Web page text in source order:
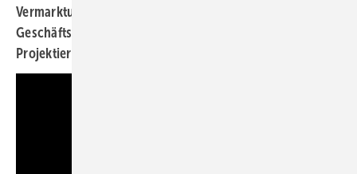
Vermarktung hier klug ist, erklärt Thomas Winkler,
Geschäftsführer der Deutschland-Sparte des Dresdner
Projektierungsunternehmens.